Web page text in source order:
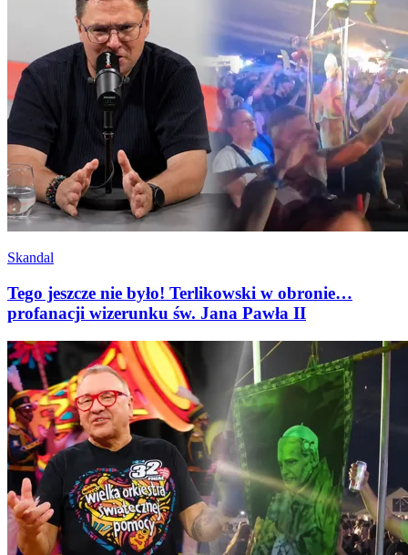
Skandal
Tego jeszcze nie było! Terlikowski w obronie…
profanacji wizerunku św. Jana Pawła II